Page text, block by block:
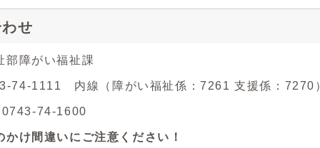
せ
部障がい福祉課
74-1111 内線（障がい福祉係：7261 支援係：7270
0743-74-1600
かけ間違いにご注意ください！